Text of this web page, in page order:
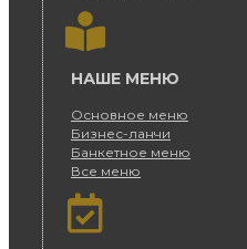
НАШЕ МЕНЮ
Основное меню
Бизнес-ланчи
Банкетное меню
Все меню